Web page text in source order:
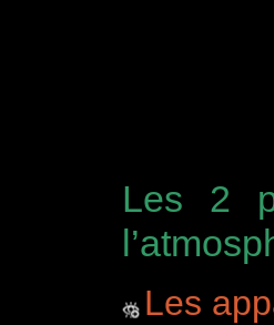
Les 2
Les